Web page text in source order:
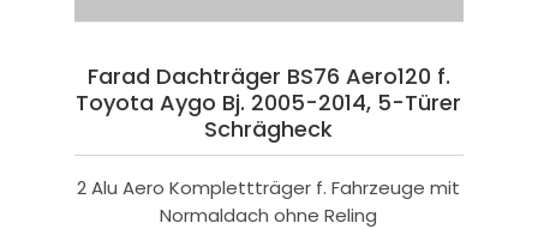
Farad Dachträger BS76 Aero120 f.
Toyota Aygo Bj. 2005-2014, 5-Türer
Schrägheck
2 Alu Aero Komplettträger f. Fahrzeuge mit
Normaldach ohne Reling